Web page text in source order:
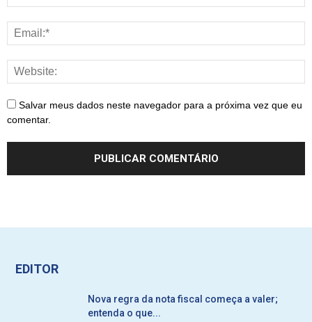
Salvar meus dados neste navegador para a próxima vez que eu
comentar.
EDITOR
Nova regra da nota fiscal começa a valer;
entenda o que...